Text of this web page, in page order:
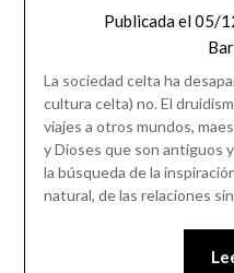
Publicada el05/
La sociedad celta ha
cultura celta) no. El
viajes a otros mundos,
y Dioses que son antiguos
la búsqueda de la
natural, de las relaciones